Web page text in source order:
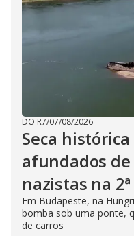
DO R7/07/08/2026
Seca
afundados
nazistas na
Em Budapeste, na
bomba sob uma ponte,
de carros